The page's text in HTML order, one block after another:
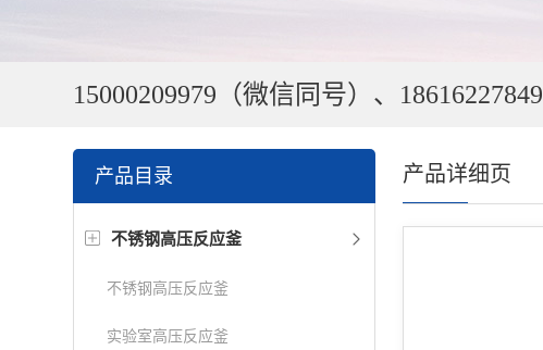
15000209979（微信同号）、18616227849
产品目录
不锈钢高压反应釜
不锈钢高压反应釜
实验室高压反应釜
产品详细页